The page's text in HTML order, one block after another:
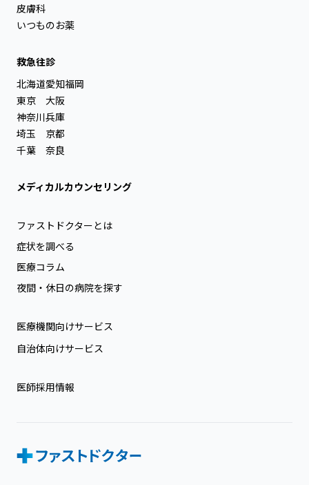
皮膚科
いつものお薬
救急往診
北海道
東京
神奈川
埼玉
千葉
愛知
大阪
兵庫
京都
奈良
福岡
メディカルカウンセリング
ファストドクターとは
症状を調べる
医療コラム
夜間・休日の病院を探す
医療機関向けサービス
自治体向けサービス
医師採用情報